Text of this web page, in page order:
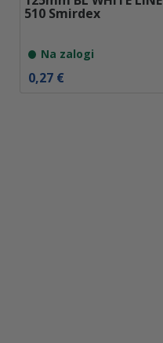
510 Smirdex
Na zalogi
0,27 €